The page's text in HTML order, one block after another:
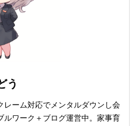
う
レーム対応でメンタルダウンし会
ルワーク＋ブログ運営中。家事育